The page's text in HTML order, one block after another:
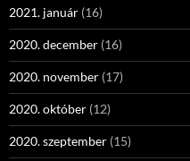
2021. január (16)
2020. december (16)
2020. november (17)
2020. október (12)
2020. szeptember (15)